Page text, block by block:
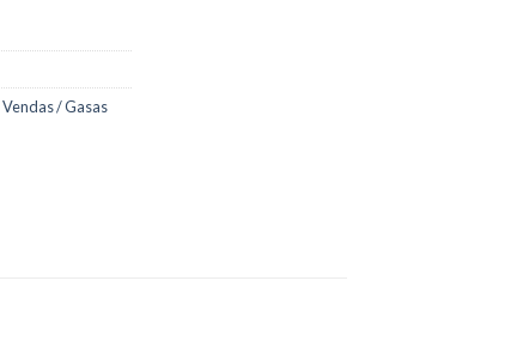
Vendas / Gasas